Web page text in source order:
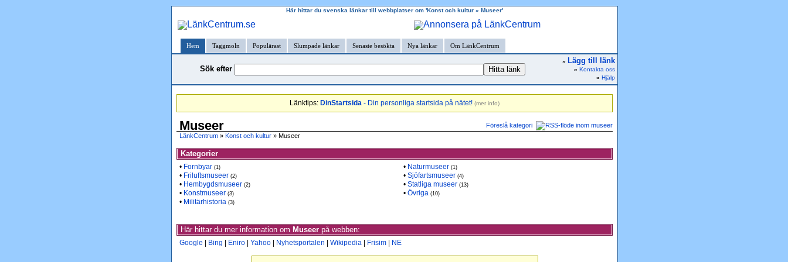
Här hittar du svenska länkar till webbplatser om 'Konst och kultur » Museer'
Hem Taggmoln Populärast Slumpade länkar Senaste besökta Nya länkar Om LänkCentrum
Sök efter
» Lägg till länk
» Kontakta oss
» Hjälp
Länktips: DinStartsida - Din personliga startsida på nätet! (mer info)
Museer
Föreslå kategori
LänkCentrum » Konst och kultur » Museer
Kategorier
• Fornbyar (1)
• Friluftsmuseer (2)
• Hembygdsmuseer (2)
• Konstmuseer (3)
• Militärhistoria (3)
• Naturmuseer (1)
• Sjöfartsmuseer (4)
• Statliga museer (13)
• Övriga (10)
Här hittar du mer information om Museer på webben:
Google Bing Eniro Yahoo Nyhetsportalen Wikipedia Frisim NE